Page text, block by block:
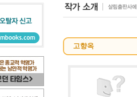
고향옥